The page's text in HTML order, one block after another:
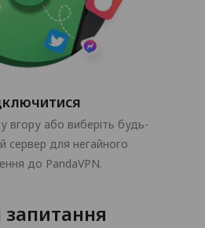
вгору або виберіть будь-
сервер для негайного
до PandaVPN.
запитання